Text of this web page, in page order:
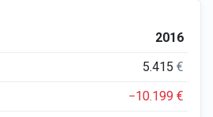
2016
5.415€
−10.199€